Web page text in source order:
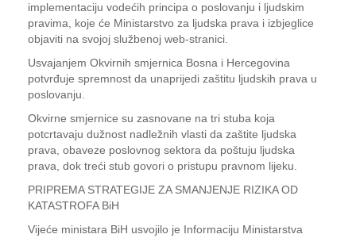
implementaciju vodećih principa o poslovanju i ljudskim
pravima, koje će Ministarstvo za ljudska prava i izbjeglice
objaviti na svojoj službenoj web-stranici.
Usvajanjem Okvirnih smjernica Bosna i Hercegovina
potvrđuje spremnost da unaprijedi zaštitu ljudskih prava u
poslovanju.
Okvirne smjernice su zasnovane na tri stuba koja
potcrtavaju dužnost nadležnih vlasti da zaštite ljudska
prava, obaveze poslovnog sektora da poštuju ljudska
prava, dok treći stub govori o pristupu pravnom lijeku.
PRIPREMA STRATEGIJE ZA SMANJENJE RIZIKA OD
KATASTROFA BiH
Vijeće ministara BiH usvojilo je Informaciju Ministarstva